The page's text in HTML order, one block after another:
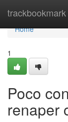
trackbookmark
Home
Home
1
Poco
renaper